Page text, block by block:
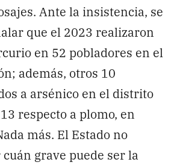
Ante la insistencia, se
que el 2023 realizaron
en 52 pobladores en el
además, otros 10
a arsénico en el distrito
respecto a plomo, en
más. El Estado no
grave puede ser la